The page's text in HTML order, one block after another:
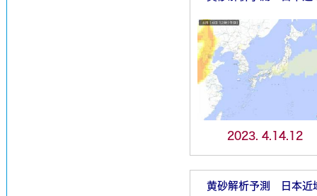
2023. 4.14.12
黄砂解析予測 日本近